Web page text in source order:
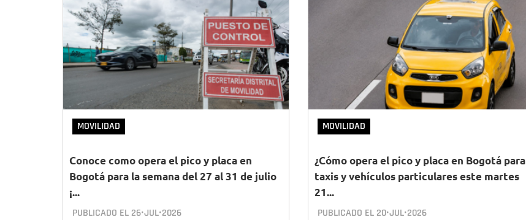
MOVILIDAD
Conoce como opera el pico y placa en
Bogotá para la semana del 27 al 31 de julio
¡...
PUBLICADO EL 26•JUL•2026
MOVILIDAD
¿Cómo opera el pico y placa en Bogotá para
taxis y vehículos particulares este martes
21...
PUBLICADO EL 20•JUL•2026